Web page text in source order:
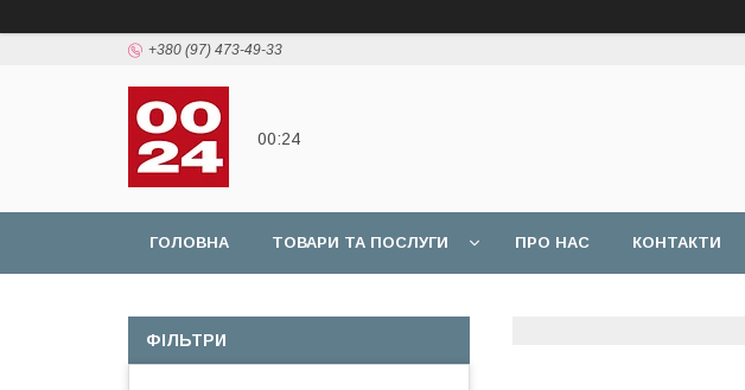
+380 (97) 473-49-33
00:24
ГОЛОВНА ТОВАРИ ТА ПОСЛУГИ ПРО НАС КОНТАКТИ
ФІЛЬТРИ